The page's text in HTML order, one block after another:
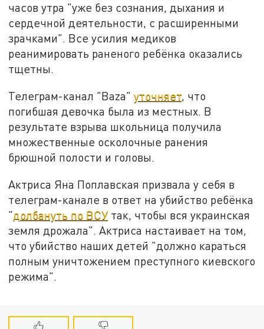
часов утра "уже без сознания, дыхания и
сердечной деятельности, с расширенными
зрачками". Все усилия медиков
реанимировать раненого ребёнка оказались
тщетны.
Телеграм-канал "Baza"уточняет, что
погибшая девочка была из местных. В
результате взрыва школьница получила
множественные осколочные ранения
брюшной полости и головы.
Актриса Яна Поплавская призвала у себя в
телеграм-канале в ответ на убийство ребёнка
"долбануть по ВСУ так, чтобы вся украинская
земля дрожала". Актриса настаивает на том,
что убийство наших детей "должно караться
полным уничтожением преступного киевского
режима".